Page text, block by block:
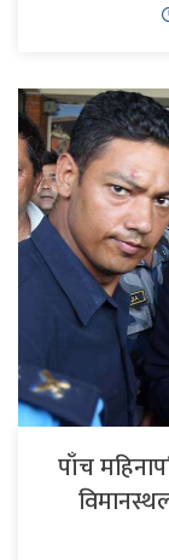
पाँच